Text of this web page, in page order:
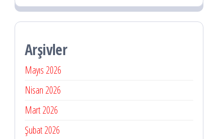
Arşivler
Mayıs 2026
Nisan 2026
Mart 2026
Şubat 2026